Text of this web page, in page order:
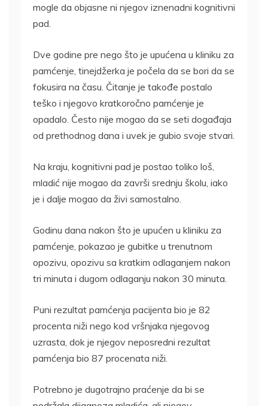
mogle da objasne ni njegov iznenadni kognitivni
pad.
Dve godine pre nego što je upućena u kliniku za
pamćenje, tinejdžerka je počela da se bori da se
fokusira na času. Čitanje je takođe postalo
teško i njegovo kratkoročno pamćenje je
opadalo. Često nije mogao da se seti događaja
od prethodnog dana i uvek je gubio svoje stvari.
Na kraju, kognitivni pad je postao toliko loš,
mladić nije mogao da završi srednju školu, iako
je i dalje mogao da živi samostalno.
Godinu dana nakon što je upućen u kliniku za
pamćenje, pokazao je gubitke u trenutnom
opozivu, opozivu sa kratkim odlaganjem nakon
tri minuta i dugom odlaganju nakon 30 minuta.
Puni rezultat pamćenja pacijenta bio je 82
procenta niži nego kod vršnjaka njegovog
uzrasta, dok je njegov neposredni rezultat
pamćenja bio 87 procenata niži.
Potrebno je dugotrajno praćenje da bi se